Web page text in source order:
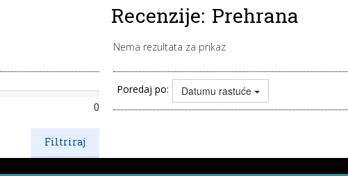
Recenzije: Prehrana
Nema rezultata za prikaz
0
Poredaj po: Datumu rastuće